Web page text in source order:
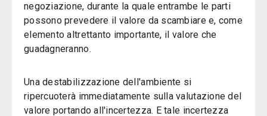
negoziazione, durante la quale entrambe le parti
possono prevedere il valore da scambiare e, come
elemento altrettanto importante, il valore che
guadagneranno.
Una destabilizzazione dell'ambiente si
ripercuoterà immediatamente sulla valutazione del
valore portando all'incertezza. E tale incertezza